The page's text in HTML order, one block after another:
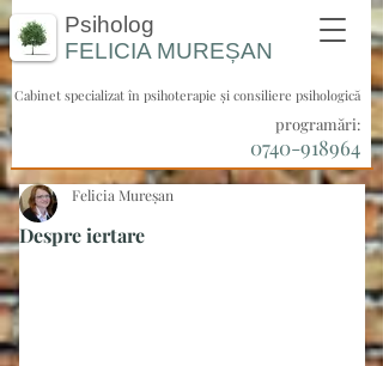
Psiholog
FELICIA MUREȘAN
Cabinet specializat în psihoterapie și consiliere psihologică
programări:
0740-918964
Despre iertare
Felicia Mureșan